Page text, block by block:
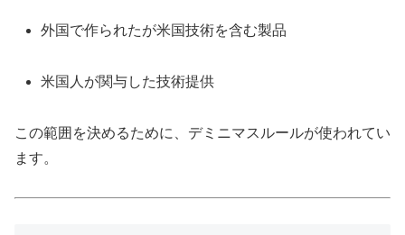
外国で作られたが米国技術を含む製品
米国人が関与した技術提供
この範囲を決めるために、デミニマスルールが使われてい
ます。